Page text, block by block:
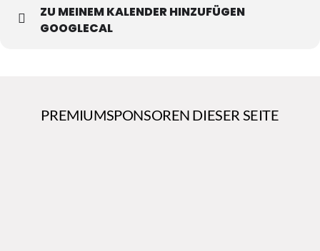
ZU MEINEM KALENDER HINZUFÜGEN
GOOGLECAL
PREMIUMSPONSOREN DIESER SEITE